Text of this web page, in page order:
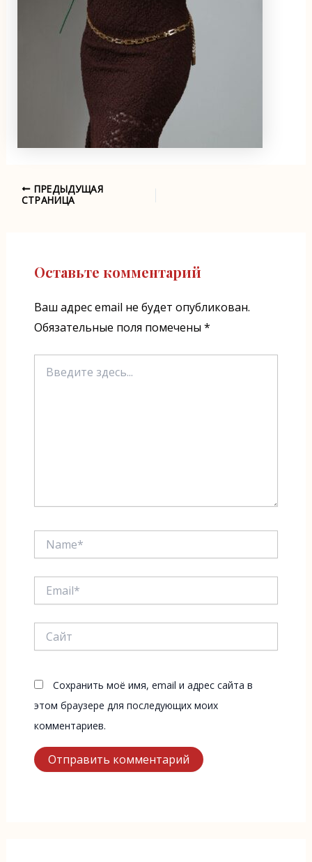
Навигация
ПРЕДЫДУЩАЯ
СТРАНИЦА
Оставьте комментарий
Ваш адрес email не будет опубликован.
Обязательные поля помечены *
здесь...
Сохранить моё имя, email и адрес сайта в
этом браузере для последующих моих
комментариев.